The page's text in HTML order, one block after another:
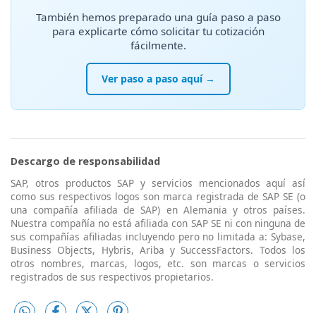
También hemos preparado una guía paso a paso
para explicarte cómo solicitar tu cotización
fácilmente.
Ver paso a paso aquí →
Descargo de responsabilidad
SAP, otros productos SAP y servicios mencionados aquí así
como sus respectivos logos son marca registrada de SAP SE (o
una compañía afiliada de SAP) en Alemania y otros países.
Nuestra compañía no está afiliada con SAP SE ni con ninguna de
sus compañías afiliadas incluyendo pero no limitada a: Sybase,
Business Objects, Hybris, Ariba y SuccessFactors. Todos los
otros nombres, marcas, logos, etc. son marcas o servicios
registrados de sus respectivos propietarios.